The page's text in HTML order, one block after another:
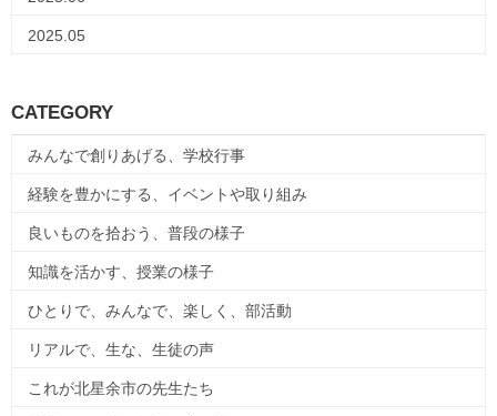
2025.05
CATEGORY
みんなで創りあげる、学校行事
経験を豊かにする、イベントや取り組み
良いものを拾おう、普段の様子
知識を活かす、授業の様子
ひとりで、みんなで、楽しく、部活動
リアルで、生な、生徒の声
これが北星余市の先生たち